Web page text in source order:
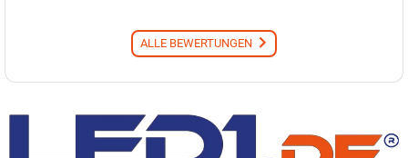
ALLE BEWERTUNGEN